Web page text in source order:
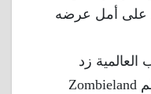
على أمل عرضه
العالمية زد
World War Z أرباح فيلم Zombieland